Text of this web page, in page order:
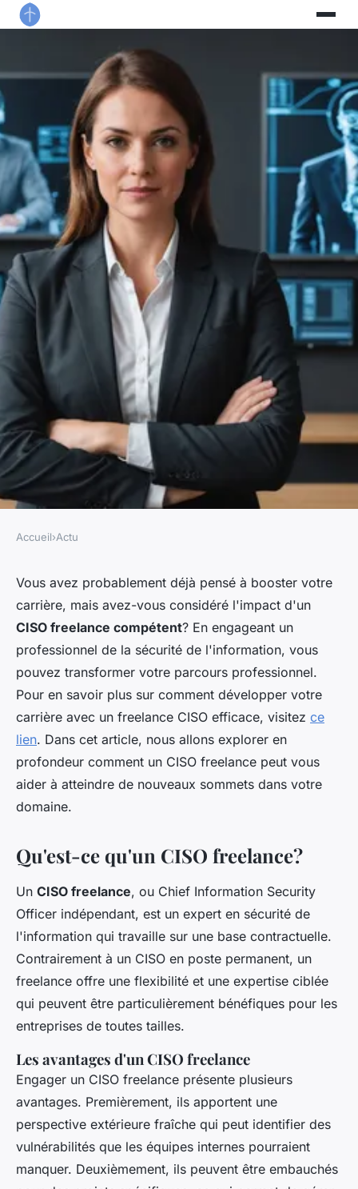
Boostez votre carrière grâce à
un ciso freelance compétent
gabrielle•28 janvier 2025•8 min de lecture
Accueil›Actu
Vous avez probablement déjà pensé à booster votre
carrière, mais avez-vous considéré l'impact d'un
CISO freelance compétent? En engageant un
professionnel de la sécurité de l'information, vous
pouvez transformer votre parcours professionnel.
Pour en savoir plus sur comment développer votre
carrière avec un freelance CISO efficace, visitez ce
lien. Dans cet article, nous allons explorer en
profondeur comment un CISO freelance peut vous
aider à atteindre de nouveaux sommets dans votre
domaine.
Qu'est-ce qu'un CISO freelance?
Un CISO freelance, ou Chief Information Security
Officer indépendant, est un expert en sécurité de
l'information qui travaille sur une base contractuelle.
Contrairement à un CISO en poste permanent, un
freelance offre une flexibilité et une expertise ciblée
qui peuvent être particulièrement bénéfiques pour les
entreprises de toutes tailles.
Les avantages d'un CISO freelance
Engager un CISO freelance présente plusieurs
avantages. Premièrement, ils apportent une
perspective extérieure fraîche qui peut identifier des
vulnérabilités que les équipes internes pourraient
manquer. Deuxièmement, ils peuvent être embauchés